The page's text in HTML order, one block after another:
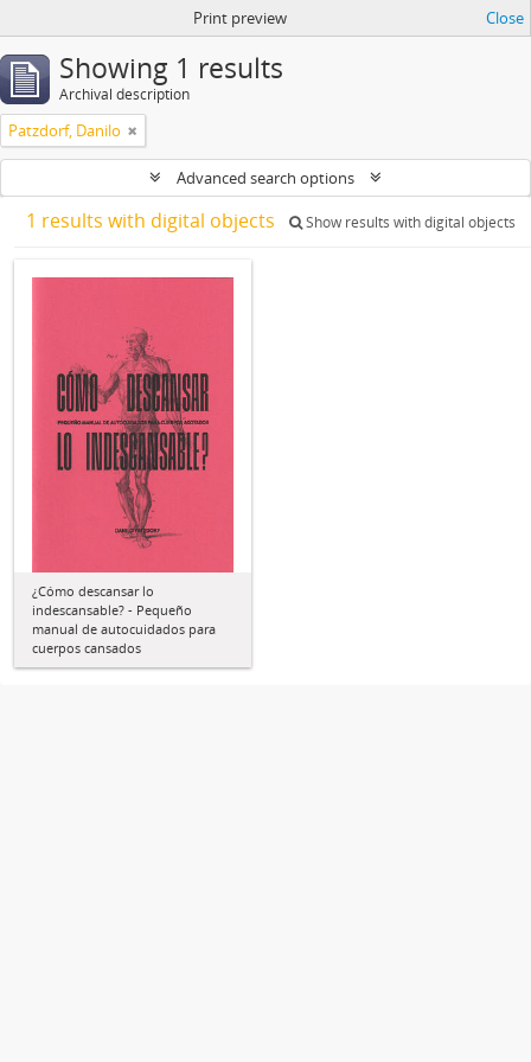
Print preview Close
Showing 1 results
Archival description
Patzdorf, Danilo
Advanced search options
1 results with digital objects Show results with digital objects
¿Cómo descansar lo
indescansable? - Pequeño
manual de autocuidados para
cuerpos cansados